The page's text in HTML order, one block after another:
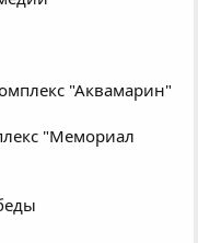
"Аквамарин"
"Мемориал